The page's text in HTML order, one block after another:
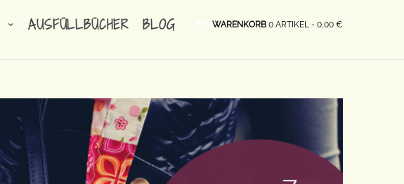
AUSFÜLLBÜCHER BLOG WARENKORB 0 ARTIKEL - 0,00 €